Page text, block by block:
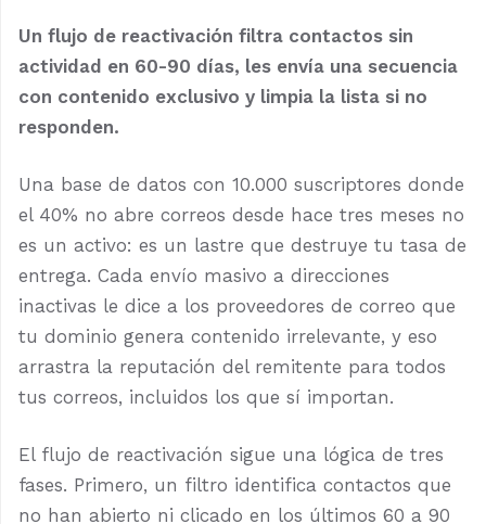
Un flujo de reactivación filtra contactos sin
actividad en 60-90 días, les envía una secuencia
con contenido exclusivo y limpia la lista si no
responden.
Una base de datos con 10.000 suscriptores donde
el 40% no abre correos desde hace tres meses no
es un activo: es un lastre que destruye tu tasa de
entrega. Cada envío masivo a direcciones
inactivas le dice a los proveedores de correo que
tu dominio genera contenido irrelevante, y eso
arrastra la reputación del remitente para todos
tus correos, incluidos los que sí importan.
El flujo de reactivación sigue una lógica de tres
fases. Primero, un filtro identifica contactos que
no han abierto ni clicado en los últimos 60 a 90